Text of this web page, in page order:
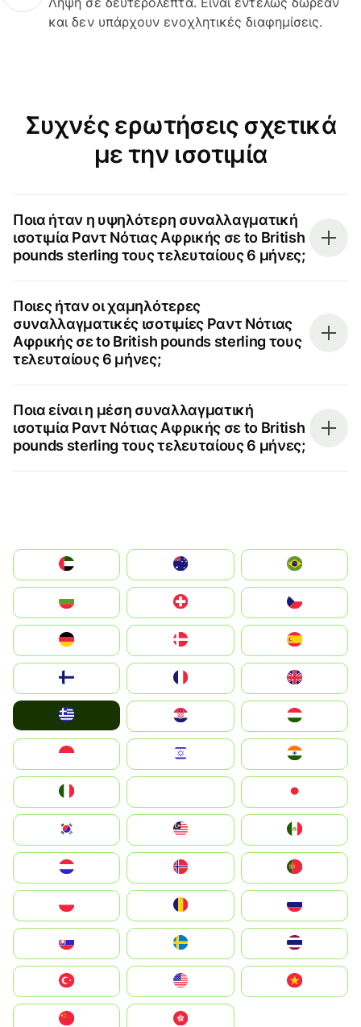
και δεν υπάρχουν ενοχλητικές διαφημίσεις.
Συχνές ερωτήσεις σχετικά
με την ισοτιμία
Ποια ήταν η υψηλότερη συναλλαγματική
ισοτιμία Ραντ Νότιας Αφρικής σε to British
pounds sterling τους τελευταίους 6 μήνες;
Ποιες ήταν οι χαμηλότερες
συναλλαγματικές ισοτιμίες Ραντ Νότιας
Αφρικής σε to British pounds sterling τους
τελευταίους 6 μήνες;
Ποια είναι η μέση συναλλαγματική
ισοτιμία Ραντ Νότιας Αφρικής σε to British
pounds sterling τους τελευταίους 6 μήνες;
الإمارات العربية المتحدة
Switzerland
Deutschland
United Kingdom
Magyarország
South Korea
United States
中國香港特別行政區